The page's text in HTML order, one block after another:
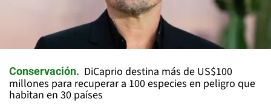
Conservación
DiCaprio destina más de US$100
millones para recuperar a 100 especies en peligro que
habitan en 30 países